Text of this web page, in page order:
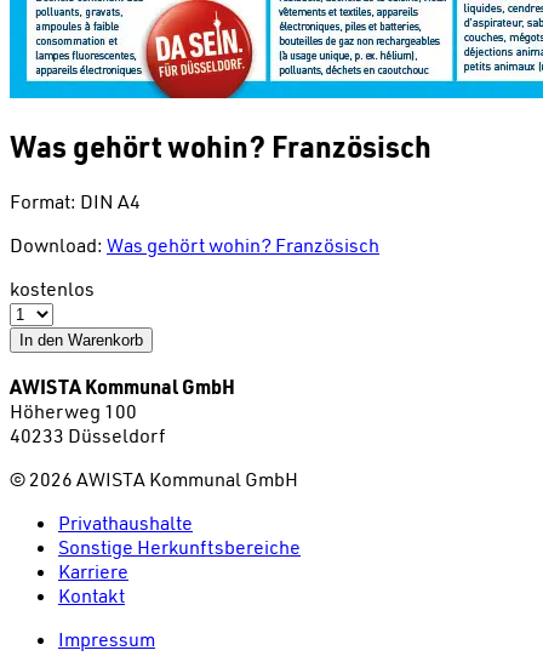
Was gehört wohin? Französisch
Format: DIN A4
Download: Was gehört wohin? Französisch
kostenlos
In den Warenkorb
AWISTA Kommunal GmbH
Höherweg 100
40233 Düsseldorf
©2026 AWISTA Kommunal GmbH
Privathaushalte
Sonstige Herkunftsbereiche
Karriere
Kontakt
Impressum